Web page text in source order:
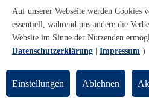
Lehrkräfte
UniTransfer -
Auf unserer Webseite werden Cookies
essentiell, während uns andere die
Website im Sinne der Nutzenden
Datenschutzerklärung
Impressum )
Einstellungen Ablehnen